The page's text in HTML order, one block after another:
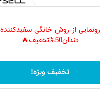
رونمایی از روش خانگی سفیدکننده
دندان50%تخفیف🔥
تخفیف ویژه!